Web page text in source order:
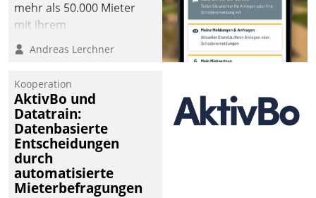
mehr als 50.000 Mieter
mit ihrem
Wohnungsunternehmen
kommunizieren, auf dem
einsehen und ändern
oder
Schadensmeldungen
abgeben – rund um die
Uhr.
Andreas Lerchner
Kooperation
AktivBo und
Datatrain:
Datenbasierte
Entscheidungen
durch
automatisierte
Mieterbefragungen